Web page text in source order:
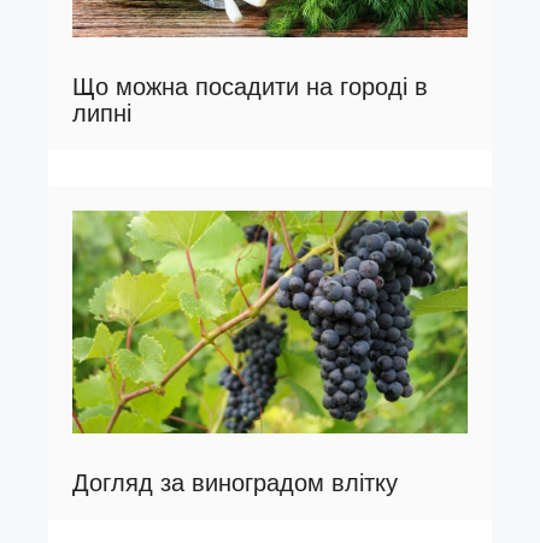
Що можна посадити на городі в
липні
Догляд за виноградом влітку